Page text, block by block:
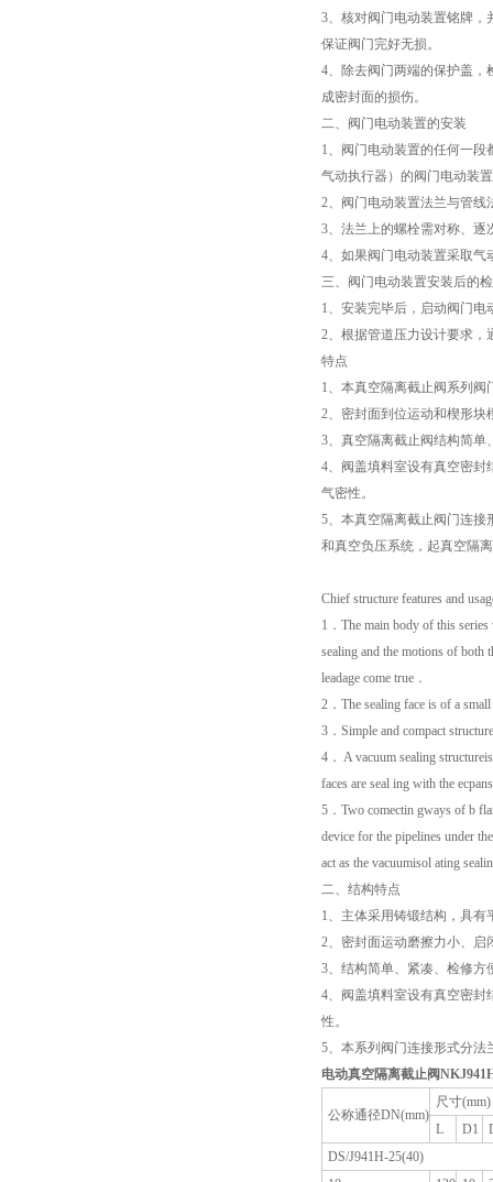
3、核对阀门电动装置铭牌
保证阀门完好无损。
4、除去阀门两端的保护盖
成密封面的损伤。
二、阀门电动装置的安装
1、阀门电动装置的任何一
气动执行器）的阀门电动装
2、阀门电动装置法兰与管线
3、法兰上的螺栓需对称、逐
4、如果阀门电动装置采取
三、阀门电动装置安装后的
1、安装完毕后，启动阀门
2、根据管道压力设计要求
特点
1、本真空隔离截止阀系列
2、密封面到位运动和楔形
3、真空隔离截止阀结构简单
4、阀盖填料室设有真空密
气密性。
5、本真空隔离截止阀门连
和真空负压系统，起真空隔
Chief structure features and
1．The main body of this
sealing and the motions of both
leadage come true．
2．The sealing face is of a
3．Simple and compact
4． A vacuum sealing
faces are seal ing with the
5．Two comectin gways of b
device for the pipelines under
act as the vacuumisol ating
二、结构特点
1、主体采用铸锻结构，具
2、密封面运动磨擦力小、启
3、结构简单、紧凑、检修方
4、阀盖填料室设有真空密
性。
5、本系列阀门连接形式分法
电动真空隔离截止阀
公称通径DN(mm)
尺寸(mm)
L
D1
DS/J941H-25(40)